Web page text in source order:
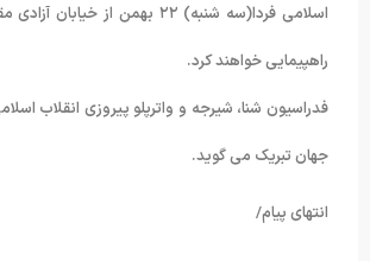
اسلامی فردا(سه شنبه) ۲۲ بهمن از
راهپیمایی خواهند کرد.
فدراسیون شنا، شیرجه و واترپلو پیروزی انقلاب
جهان تبریک می گوید.
انتهای پیام/